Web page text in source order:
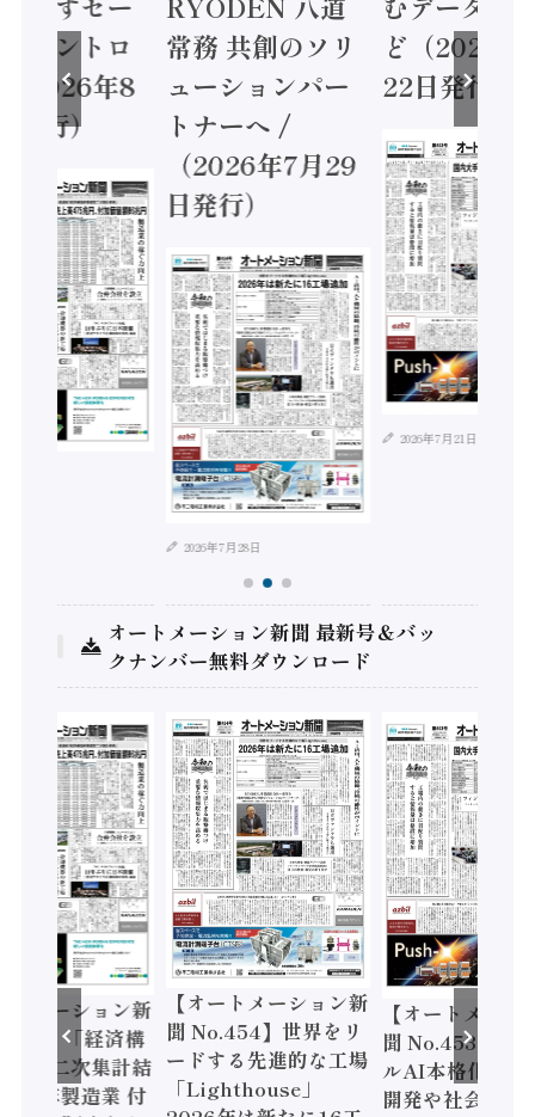
コントロ
2026年8
発行）
常務 共創のソリ
ューションパー
トナーへ /
（2026年7月29
日発行）
2026年7月28日
ど（2026年
22日発行）
2026年7月21日
オートメーション新聞 最新号＆バッ
クナンバー無料ダウンロード
トメーション新
】「経済構
調査二次集計結
年製造業 付
【オートメーション新
聞 No.454】世界をリ
ードする先進的な工場
「Lighthouse」
【オートメーシ
聞 No.453】フ
ルAI本格化へ
開発や社会実装